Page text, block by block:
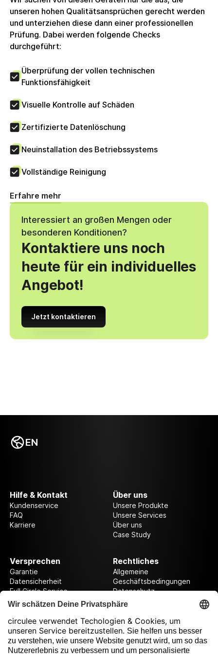
unseren hohen Qualitätsansprüchen gerecht werden
und unterziehen diese dann einer professionellen
Prüfung. Dabei werden folgende Checks
durchgeführt:
Überprüfung der vollen technischen
Funktionsfähigkeit
Visuelle Kontrolle auf Schäden
Zertifizierte Datenlöschung
Neuinstallation des Betriebssystems
Vollständige Reinigung
Erfahre mehr
Interessiert an großen Mengen oder
besonderen Konditionen?
Kontaktiere uns noch
heute für ein individuelles
Angebot!
Jetzt kontaktieren
EN
Hilfe & Kontakt
Kundenservice
FAQ
Karriere
Über uns
Unsere Produkte
Unsere Services
Über uns
Case Study
Versprechen
Garantie
Datensicherheit
Full Circle Service
Rechtliches
Allgemeine
Geschäftsbedingungen
Datenschutz
Datenschutzeinstellungen
Folge uns auf unserer Reise!